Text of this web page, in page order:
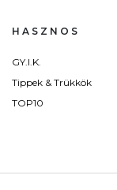
HASZNOS
GY.I.K.
Tippek & Trükkök
TOP10